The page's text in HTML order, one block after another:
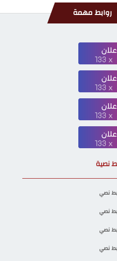
روابط مهمة
نصية
نصي
نصي
نصي
نصي